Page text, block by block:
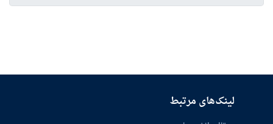
لینک‌های مرتبط